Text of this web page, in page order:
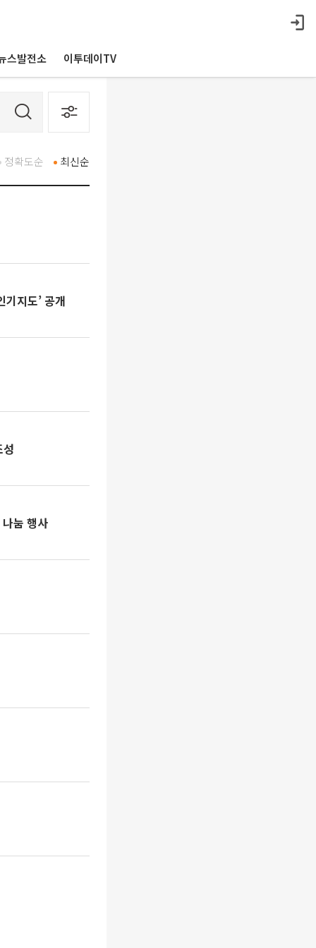
스발전소 이투데이TV
최신순
정확도순
지도’ 공개
눔 행사